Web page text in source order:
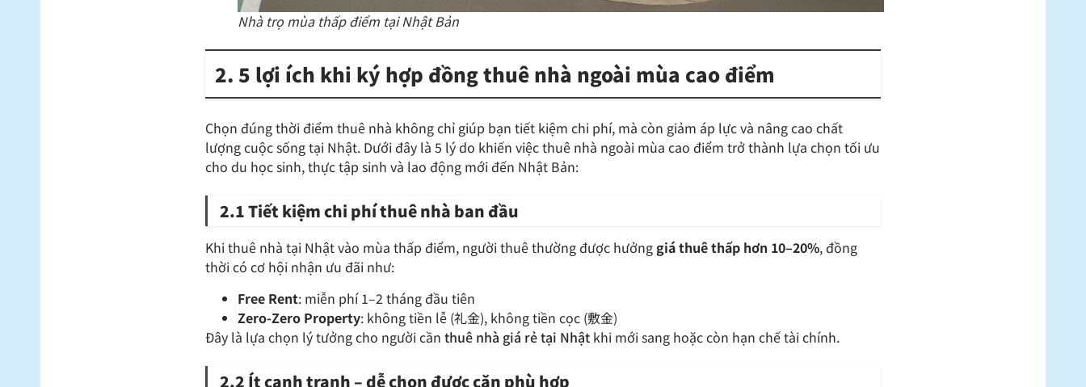
Nhà trọ mùa thấp điểm tại Nhật Bản
2. 5 lợi ích khi ký hợp đồng thuê nhà ngoài mùa cao điểm
Chọn đúng thời điểm thuê nhà không chỉ giúp bạn tiết kiệm chi phí, mà còn giảm áp lực và nâng cao chất
lượng cuộc sống tại Nhật. Dưới đây là 5 lý do khiến việc thuê nhà ngoài mùa cao điểm trở thành lựa chọn tối ưu
cho du học sinh, thực tập sinh và lao động mới đến Nhật Bản:
2.1 Tiết kiệm chi phí thuê nhà ban đầu
Khi thuê nhà tại Nhật vào mùa thấp điểm, người thuê thường được hưởng giá thuê thấp hơn 10–20%, đồng
thời có cơ hội nhận ưu đãi như:
Free Rent: miễn phí 1–2 tháng đầu tiên
Zero-Zero Property: không tiền lễ (礼金), không tiền cọc (敷金)
Đây là lựa chọn lý tưởng cho người cầnthuê nhà giá rẻ tại Nhật khi mới sang hoặc còn hạn chế tài chính.
2.2 Ít cạnh tranh – dễ chọn được căn phù hợp